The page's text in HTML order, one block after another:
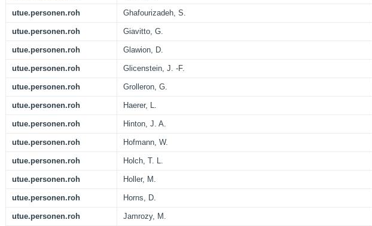
utue.personen.roh Ghafourizadeh, S.
utue.personen.roh Giavitto, G.
utue.personen.roh Glawion, D.
utue.personen.roh Glicenstein, J. -F.
utue.personen.roh Grolleron, G.
utue.personen.roh Haerer, L.
utue.personen.roh Hinton, J. A.
utue.personen.roh Hofmann, W.
utue.personen.roh Holch, T. L.
utue.personen.roh Holler, M.
utue.personen.roh Horns, D.
utue.personen.roh Jamrozy, M.